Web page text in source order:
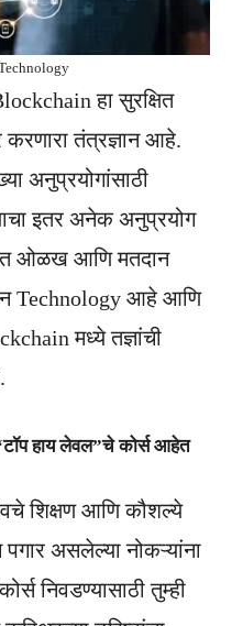
हा सुरक्षित
तंत्रज्ञान आहे.
अनुप्रयोगांसाठी
इतर अनेक अनुप्रयोग
ओळख आणि मतदान
Technology आहे आणि
मध्ये तज्ञांची
हाय लेवल”चे कोर्स आहेत
शिक्षण आणि कौशल्ये
असलेल्या नोकऱ्यांना
निवडण्यासाठी तुम्ही